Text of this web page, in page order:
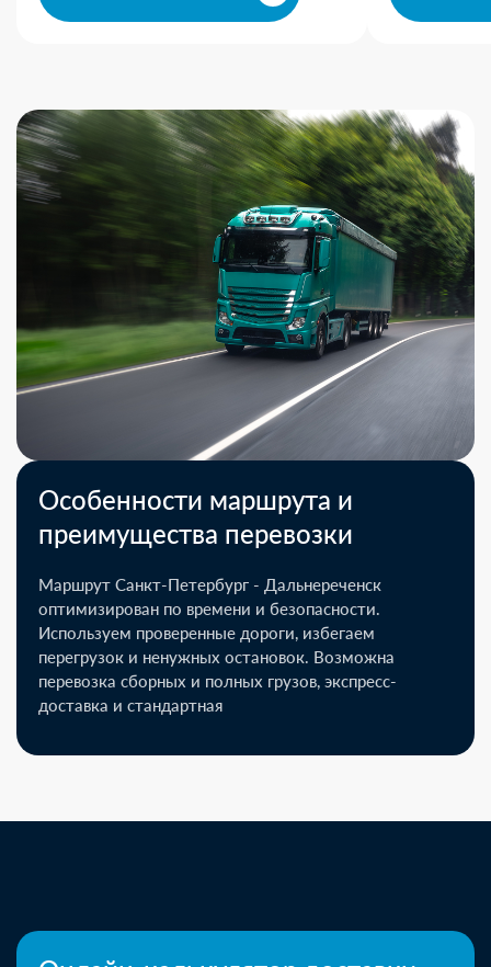
Особенности маршрута и
преимущества перевозки
Маршрут Санкт-Петербург - Дальнереченск
оптимизирован по времени и безопасности.
Используем проверенные дороги, избегаем
перегрузок и ненужных остановок. Возможна
перевозка сборных и полных грузов, экспресс-
доставка и стандартная